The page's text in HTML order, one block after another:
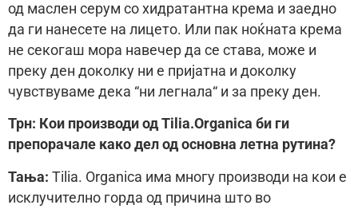
од маслен серум со хидратантна крема и заедно
да ги нанесете на лицето. Или пак ноќната крема
не секогаш мора навечер да се става, може и
преку ден доколку ни е пријатна и доколку
чувствуваме дека “ни легнала“ и за преку ден.
Трн: Кои производи од Tilia.Organica би ги
препорачале како дел од основна летна рутина?
Тања: Tilia. Organica има многу производи на кои е
исклучително горда од причина што во